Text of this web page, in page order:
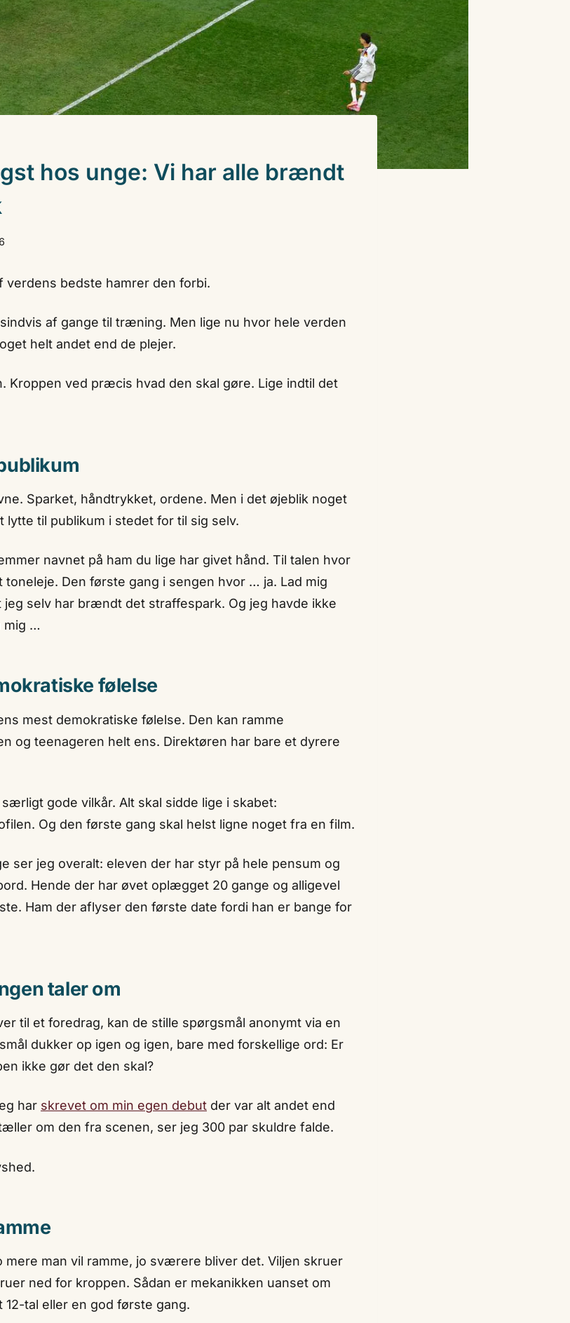
hos unge: Vi har alle brændt
verdens bedste hamrer den forbi.
af gange til træning. Men lige nu hvor hele verden
helt andet end de plejer.
Kroppen ved præcis hvad den skal gøre. Lige indtil det
Sparket, håndtrykket, ordene. Men i det øjeblik noget
lytte til publikum i stedet for til sig selv.
navnet på ham du lige har givet hånd. Til talen hvor
Den første gang i sengen hvor … ja. Lad mig
selv har brændt det straffespark. Og jeg havde ikke
mig …
følelse
mest demokratiske følelse. Den kan ramme
og teenageren helt ens. Direktøren har bare et dyrere
gode vilkår. Alt skal sidde lige i skabet:
Og den første gang skal helst ligne noget fra en film.
ser jeg overalt: eleven der har styr på hele pensum og
Hende der har øvet oplægget 20 gange og alligevel
Ham der aflyser den første date fordi han er bange for
taler om
til et foredrag, kan de stille spørgsmål anonymt via en
dukker op igen og igen, bare med forskellige ord: Er
ikke gør det den skal?
har skrevet om min egen debut der var alt andet end
om den fra scenen, ser jeg 300 par skuldre falde.
mere man vil ramme, jo sværere bliver det. Viljen skruer
ned for kroppen. Sådan er mekanikken uanset om
tal eller en god første gang.